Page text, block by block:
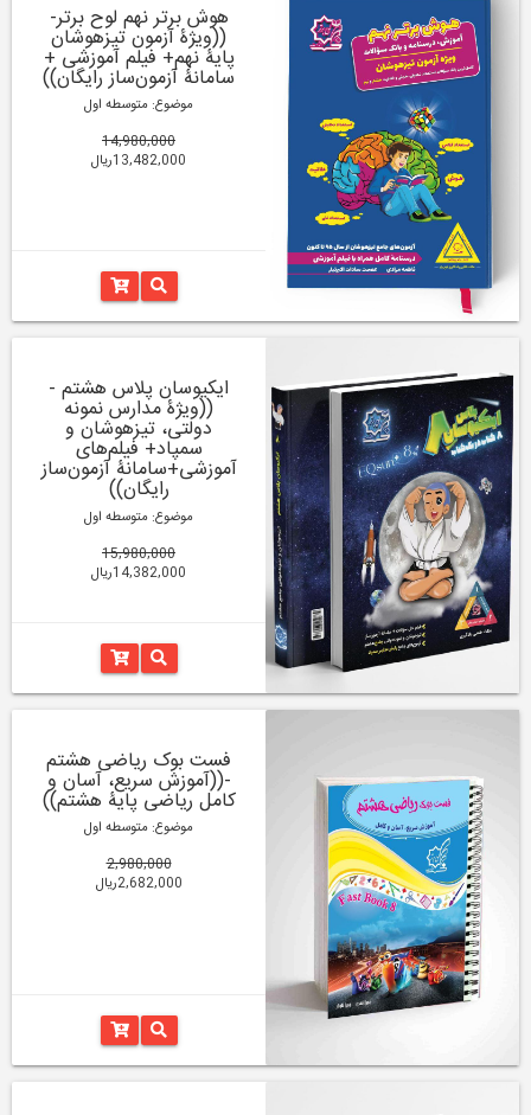
هوش برتر نهم لوح برتر-
((ویژۀ آزمون تیزهوشان
پایۀ نهم+ فیلم آموزشی +
سامانۀ آزمون‌ساز رایگان))
موضوع: متوسطه اول
14,980,000
13,482,000ریال
ایکیوسان پلاس هشتم -
((ویژۀ مدارس نمونه
دولتی، تیزهوشان و
سمپاد+ فیلم‌های
آموزشی+سامانۀ آزمون‌ساز
رایگان))
موضوع: متوسطه اول
15,980,000
14,382,000ریال
فست بوک ریاضی هشتم
-((آموزش سریع، آسان و
کامل ریاضی پایۀ هشتم))
موضوع: متوسطه اول
2,980,000
2,682,000ریال